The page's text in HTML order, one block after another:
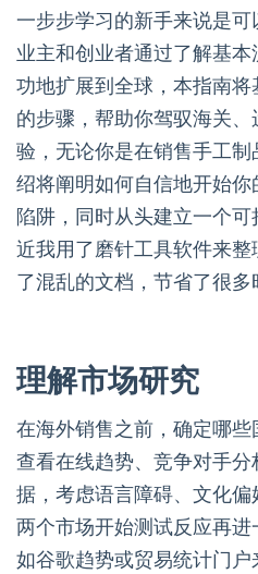
一步步学习的新手来说是
业主和创业者通过了解基
功地扩展到全球，本指南
的步骤，帮助你驾驭海关
验，无论你是在销售手工
绍将阐明如何自信地开始
陷阱，同时从头建立一个
近我用了磨针工具软件来
了混乱的文档，节省了很多
理解市场研究
在海外销售之前，确定哪些
查看在线趋势、竞争对手
据，考虑语言障碍、文化
两个市场开始测试反应再
如谷歌趋势或贸易统计门